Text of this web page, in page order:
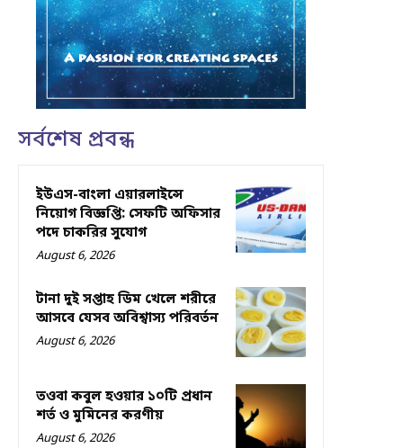
সর্বশেষ প্রবন্ধ
ইউএস-বাংলা এয়ারলাইন্সে
নিয়োগ বিজ্ঞপ্তি: সেফটি অফিসার
পদে চাকরির সুযোগ
August 6, 2026
টানা দুই সপ্তাহ ডিম খেলে শরীরে
আসবে যেসব অবিশ্বাস্য পরিবর্তন
August 6, 2026
তওবা কবুল হওয়ার ১০টি প্রধান
শর্ত ও মুমিনের করণীয়
August 6, 2026